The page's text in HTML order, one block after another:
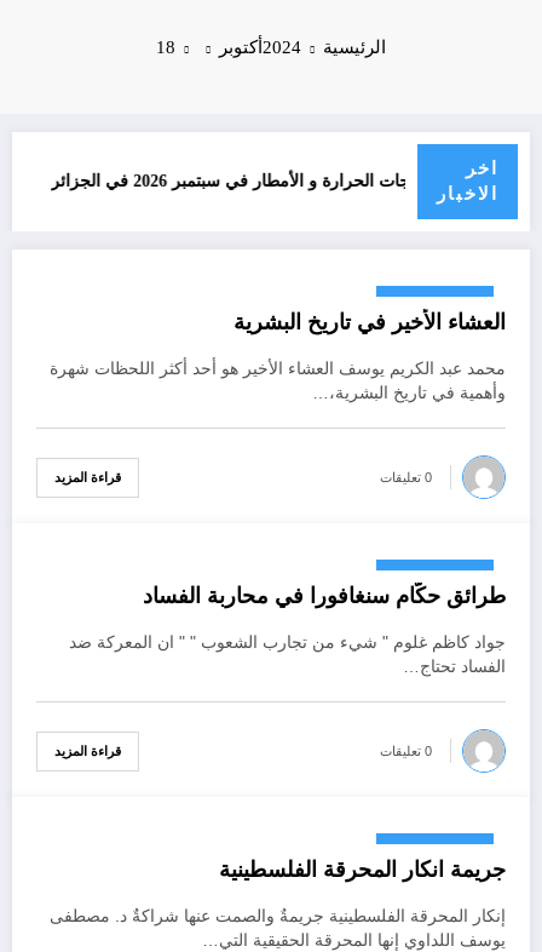
الرئيسية 2024أكتوبر 18
اخر
الاخبار
درجات الحرارة و الأمطار في سبتمبر 2026 في الجزائر
العشاء الأخير في تاريخ البشرية
محمد عبد الكريم يوسف العشاء الأخير هو أحد أكثر اللحظات شهرة
وأهمية في تاريخ البشرية،…
0 تعليقات قراءة المزيد
طرائق حكّام سنغافورا في محاربة الفساد
جواد كاظم غلوم " شيء من تجارب الشعوب " " ان المعركة ضد
الفساد تحتاج…
0 تعليقات قراءة المزيد
جريمة انكار المحرقة الفلسطينية
إنكار المحرقة الفلسطينية جريمةٌ والصمت عنها شراكةٌ د. مصطفى
يوسف اللداوي إنها المحرقة الحقيقية التي…